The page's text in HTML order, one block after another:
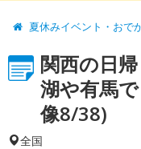
夏休みイベント・おで
関西の日
湖や有馬
像8/38)
全国